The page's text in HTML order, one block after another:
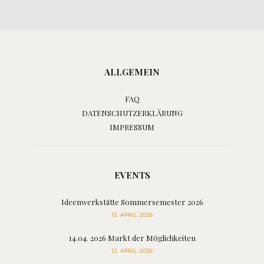
ALLGEMEIN
FAQ
DATENSCHUTZERKLÄRUNG
IMPRESSUM
EVENTS
Ideenwerkstätte Sommersemester 2026
12. APRIL 2026
14.04. 2026 Markt der Möglichkeiten
12. APRIL 2026